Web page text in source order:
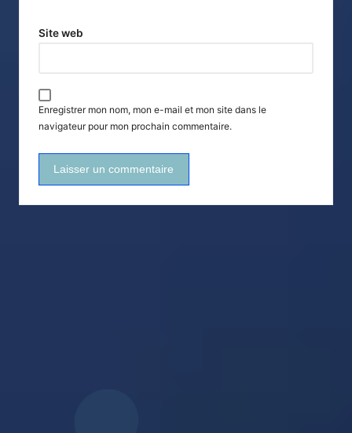
Site web
Enregistrer mon nom, mon e-mail et mon site dans le
navigateur pour mon prochain commentaire.